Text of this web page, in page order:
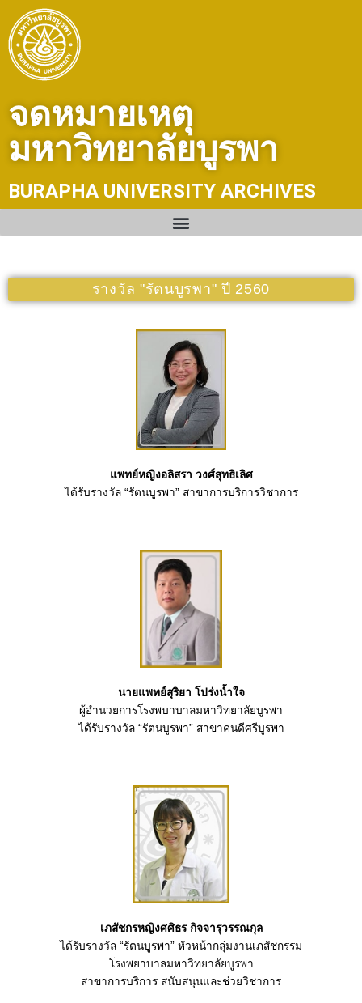
content
จดหมายเหตุ
มหาวิทยาลัยบูรพา
BURAPHA UNIVERSITY ARCHIVES
รางวัล "รัตนบูรพา" ปี 2560
แพทย์หญิงอลิสรา วงศ์สุทธิเลิศ
ได้รับรางวัล “รัตนบูรพา” สาขาการบริการวิชาการ
นายแพทย์สุริยา โปร่งน้ำใจ
ผู้อำนวยการโรงพบาบาลมหาวิทยาลัยบูรพา
ได้รับรางวัล “รัตนบูรพา” สาขาคนดีศรีบูรพา
เภสัชกรหญิงศศิธร กิจจารุวรรณกุล
ได้รับรางวัล “รัตนบูรพา” หัวหน้ากลุ่มงานเภสัชกรรม
โรงพยาบาลมหาวิทยาลัยบูรพา
สาขาการบริการ สนับสนุนและช่วยวิชาการ